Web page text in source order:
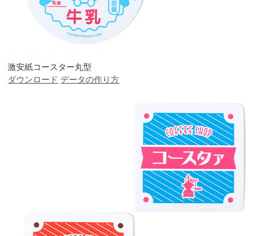
激安紙コースター丸型
ダウンロード データの作り方